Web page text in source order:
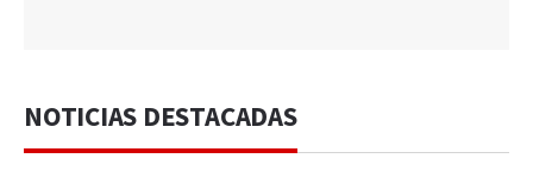
NOTICIAS DESTACADAS